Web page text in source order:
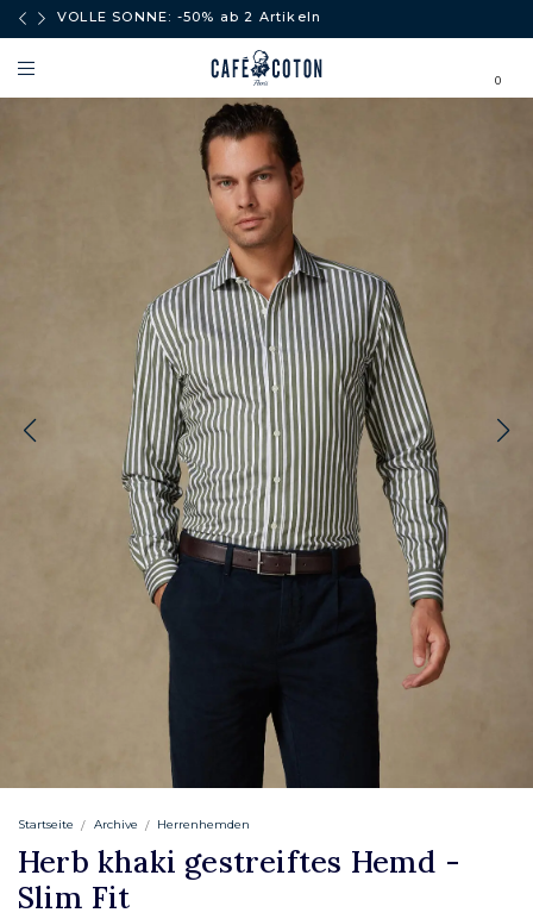
VOLLE SONNE: -50% ab 2 Artikeln
0
Startseite Archive Herrenhemden
Herb khaki gestreiftes Hemd -
Slim Fit